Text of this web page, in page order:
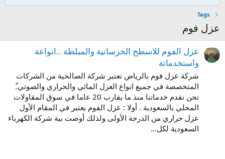
Tags
عزل فوم
عزل الفوم للاسطح الخرسانية والمبلطة ..انواعة
واستخدماتة
شركة عزل فوم بالرياض تعتبر شركة الصالحية من الشركات
المتخصصة في جميع انواع العزل المائي والحراري والصوتي.ّ
نحن نقدم خدماتنا منذ ما يقارب 20 عاما في سوق المقاولات
المحلي بالسعودية . أولا : عزل الفوم يعتبر في المقام الأول
عزل حراري من الدرجة الأولى ولذلك أوصت بية شركة الكهرباء
السعودية لكل...